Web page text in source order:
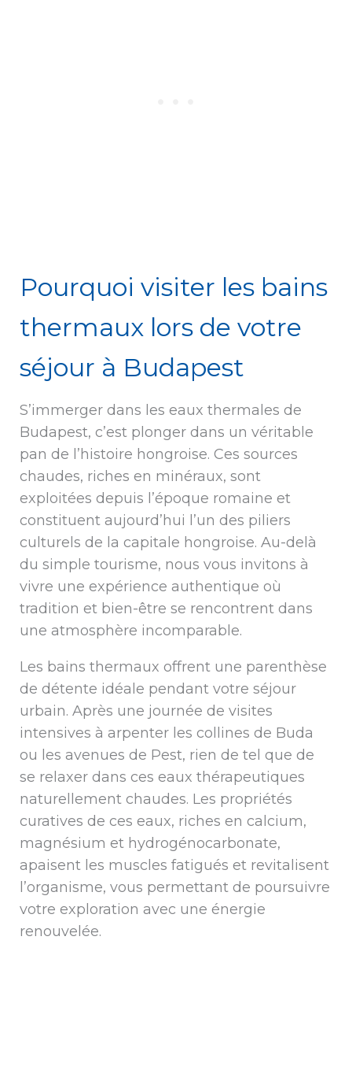
Pourquoi visiter les bains
thermaux lors de votre
séjour à Budapest
S’immerger dans les eaux thermales de
Budapest, c’est plonger dans un véritable
pan de l’histoire hongroise. Ces sources
chaudes, riches en minéraux, sont
exploitées depuis l’époque romaine et
constituent aujourd’hui l’un des piliers
culturels de la capitale hongroise. Au-delà
du simple tourisme, nous vous invitons à
vivre une expérience authentique où
tradition et bien-être se rencontrent dans
une atmosphère incomparable.
Les bains thermaux offrent une parenthèse
de détente idéale pendant votre séjour
urbain. Après une journée de visites
intensives à arpenter les collines de Buda
ou les avenues de Pest, rien de tel que de
se relaxer dans ces eaux thérapeutiques
naturellement chaudes. Les propriétés
curatives de ces eaux, riches en calcium,
magnésium et hydrogénocarbonate,
apaisent les muscles fatigués et revitalisent
l’organisme, vous permettant de poursuivre
votre exploration avec une énergie
renouvelée.